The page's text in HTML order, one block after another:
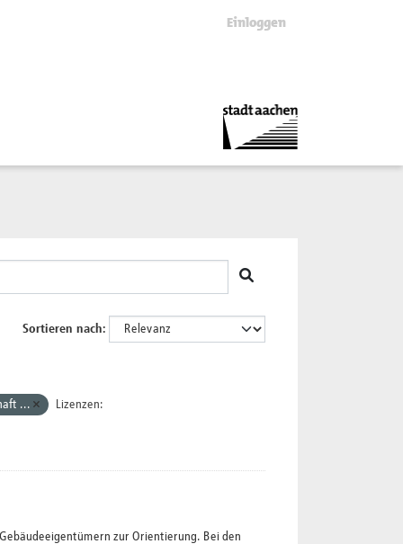
Einloggen
Sortieren nach
... Lizenzen:
zur Orientierung. Bei den